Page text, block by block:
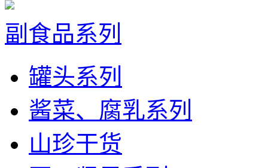
副食品系列
罐头系列
酱菜、腐乳系列
山珍干货